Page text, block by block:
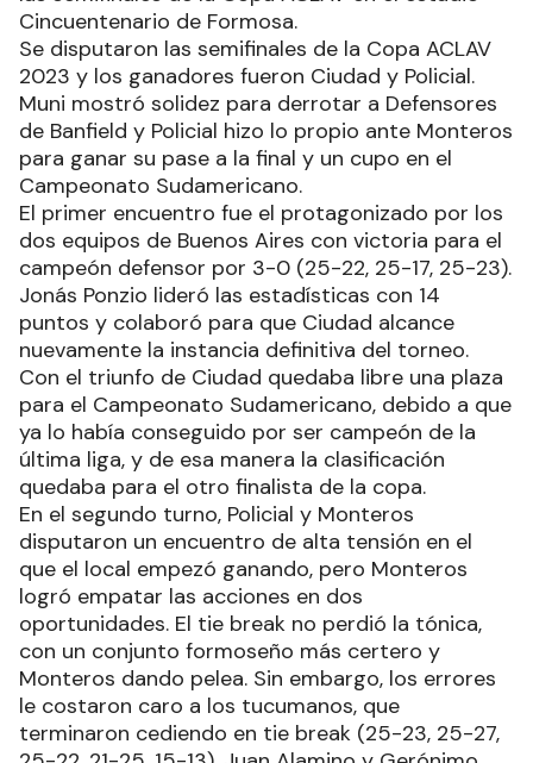
Cincuentenario de Formosa.
Se disputaron las semifinales de la Copa ACLAV
2023 y los ganadores fueron Ciudad y Policial.
Muni mostró solidez para derrotar a Defensores
de Banfield y Policial hizo lo propio ante Monteros
para ganar su pase a la final y un cupo en el
Campeonato Sudamericano.
El primer encuentro fue el protagonizado por los
dos equipos de Buenos Aires con victoria para el
campeón defensor por 3-0 (25-22, 25-17, 25-23).
Jonás Ponzio lideró las estadísticas con 14
puntos y colaboró para que Ciudad alcance
nuevamente la instancia definitiva del torneo.
Con el triunfo de Ciudad quedaba libre una plaza
para el Campeonato Sudamericano, debido a que
ya lo había conseguido por ser campeón de la
última liga, y de esa manera la clasificación
quedaba para el otro finalista de la copa.
En el segundo turno, Policial y Monteros
disputaron un encuentro de alta tensión en el
que el local empezó ganando, pero Monteros
logró empatar las acciones en dos
oportunidades. El tie break no perdió la tónica,
con un conjunto formoseño más certero y
Monteros dando pelea. Sin embargo, los errores
le costaron caro a los tucumanos, que
terminaron cediendo en tie break (25-23, 25-27,